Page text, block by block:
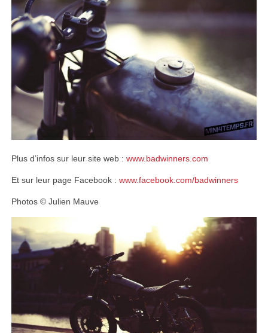
Plus d’infos sur leur site web : www.badwinners.com
Et sur leur page Facebook : www.facebook.com/badwinners
Photos © Julien Mauve